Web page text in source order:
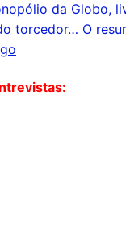
da Globo,
torcedor… O